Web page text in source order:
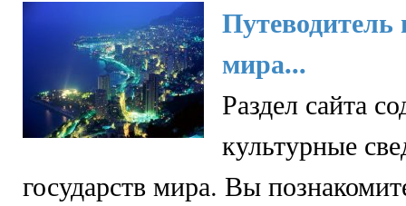
мира...
Раздел сайта
культурные
государств мира. Вы